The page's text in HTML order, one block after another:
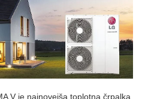
V je najnovejša toplotna črpalka